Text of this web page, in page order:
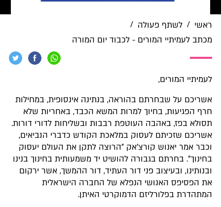
ראשי / לשתף פעולה /
מכתב לעמיתיי המורים - לכבוד יום המורה
לעמיתיי המורים,
אשריכם על שבחרתם בהוראה, בנתינה אינסופית, במחילות
חרף הפגיעות, בחיוך למרות המשא הכבד, באחריות שלא
תסולא בפז, באהבה העוטפת רבבות ובשליחות לדורי דורות.
אשריכם שזכיתם לעסוק במלאכת הקודש כדברי הנביאים,
וכבר אמר יאנוש קורצ'אק "הרוצה לתקן את העולם יעסוק
בחינוך". בחרתם בגבורה להושיט יד משמעותית בחינוך בנינו
ובנותינו, ובעיצוב פני דור העתיד, דור ההמשך, אשר ירקום
את הפסיפס האנושי הנפלא של החברה הישראלית
המתהדרת בפלורליזם הדמוקרטי האיתן.